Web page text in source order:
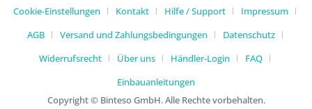
Cookie-Einstellungen Kontakt Hilfe / Support
Impressum
AGB
Versand und Zahlungsbedingungen
Datenschutz
Widerrufsrecht
Über uns Händler-Login
FAQ
Einbauanleitungen
Copyright © Binteso GmbH. Alle Rechte vorbehalten.